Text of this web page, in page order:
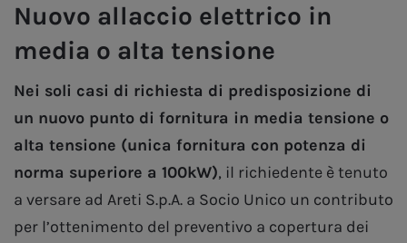
Nuovo allaccio elettrico in
media o alta tensione
Nei soli casi di richiesta di predisposizione di
un nuovo punto di fornitura in media tensione o
alta tensione (unica fornitura con potenza di
norma superiore a 100kW), il richiedente è tenuto
a versare ad Areti S.p.A. a Socio Unico un contributo
per l’ottenimento del preventivo a copertura dei